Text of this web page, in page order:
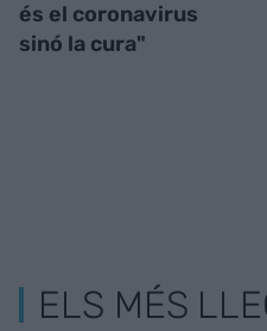
és el coronavirus
sinó la cura"
ELS MÉS